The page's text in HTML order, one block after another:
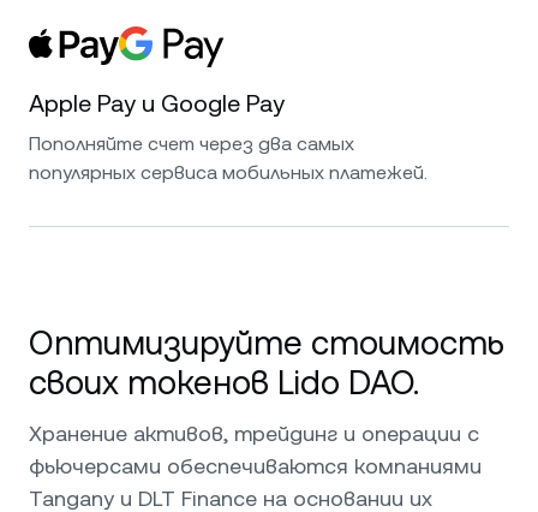
Apple Pay и Google Pay
Пополняйте счет через два самых
популярных сервиса мобильных платежей.
Оптимизируйте стоимость
своих токенов Lido DAO.
Хранение активов, трейдинг и операции с
фьючерсами обеспечиваются компаниями
Tangany и DLT Finance на основании их